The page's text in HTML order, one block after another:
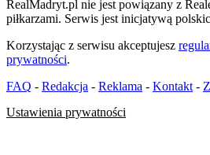
RealMadryt.pl nie jest powiązany z
piłkarzami. Serwis jest inicjatywą
Korzystając z serwisu akceptujesz
prywatności.
FAQ - Redakcja - Reklama - Kontakt -
Ustawienia prywatności